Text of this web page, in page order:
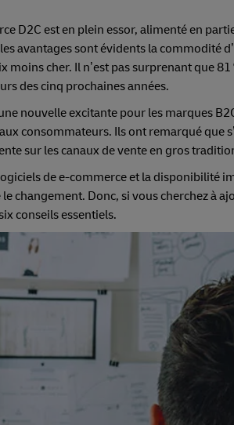
D2C est en plein essor, alimenté en
avantages sont évidents la commodité
moins cher. Il n’est pas surprenant que
des cinq prochaines années.
nouvelle excitante pour les marques
consommateurs. Ils ont remarqué que
sur les canaux de vente en gros
de e-commerce et la disponibilité
changement. Donc, si vous cherchez à
conseils essentiels.